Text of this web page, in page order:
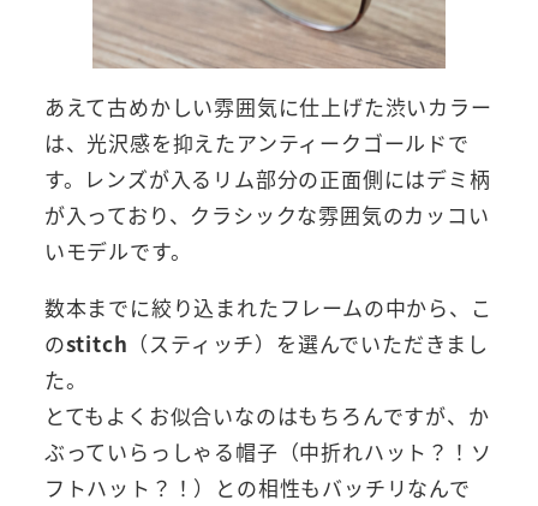
あえて古めかしい雰囲気に仕上げた渋いカラー
は、光沢感を抑えたアンティークゴールドで
す。レンズが入るリム部分の正面側にはデミ柄
が入っており、クラシックな雰囲気のカッコい
いモデルです。
数本までに絞り込まれたフレームの中から、こ
のstitch （スティッチ）を選んでいただきまし
た。
とてもよくお似合いなのはもちろんですが、か
ぶっていらっしゃる帽子（中折れハット？！ソ
フトハット？！）との相性もバッチリなんで